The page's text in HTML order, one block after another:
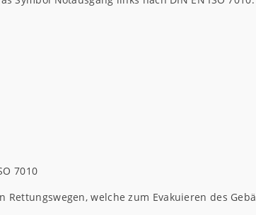
7010
welche zum Evakuieren des